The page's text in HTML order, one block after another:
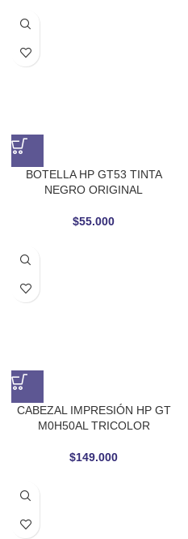
BOTELLA HP GT53 TINTA
NEGRO ORIGINAL
$55.000
CABEZAL IMPRESIÓN HP GT
M0H50AL TRICOLOR
$149.000